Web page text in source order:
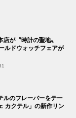
が〝時計の聖地〟
ルドウォッチフェアが
ルのフレーバーをテー
カクテル」の新作リン